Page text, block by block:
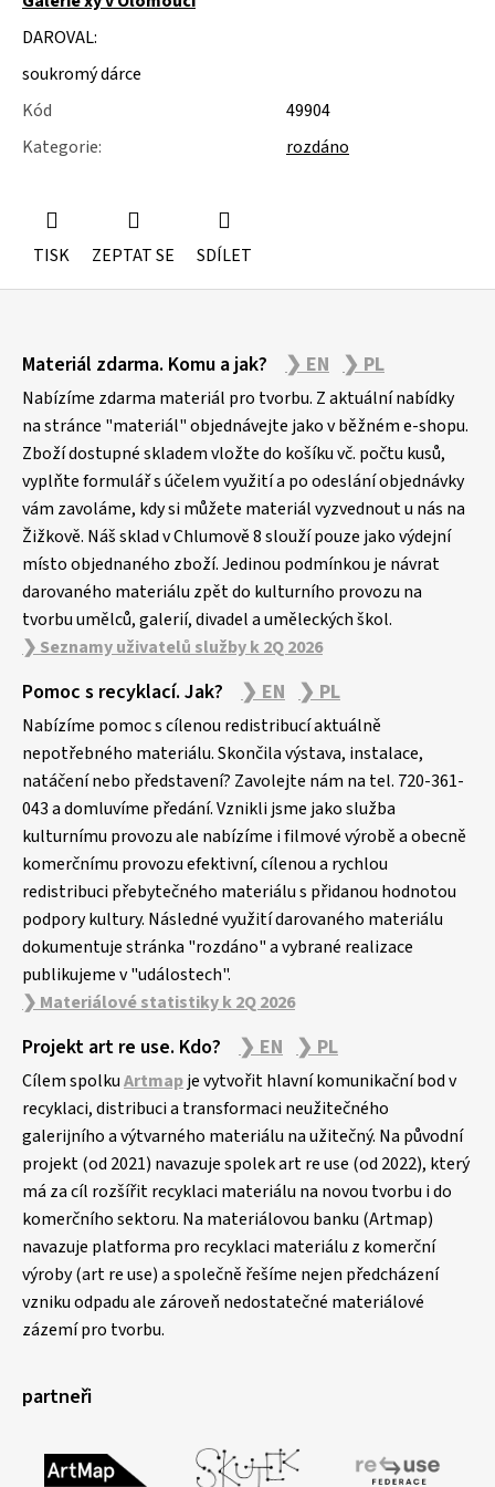
DAROVAL:
soukromý dárce
Kód
49904
Kategorie: rozdáno
TISK ZEPTAT SE SDÍLET
u
j
e
m
SLOŽKY
Materiál zdarma. Komu a jak? ❯ EN ❯ PL
Nabízíme zdarma materiál pro tvorbu. Z aktuální nabídky
na stránce "materiál" objednávejte jako v běžném e-shopu.
Zboží dostupné skladem vložte do košíku vč. počtu kusů,
vyplňte formulář s účelem využití a po odeslání objednávky
vám zavoláme, kdy si můžete materiál vyzvednout u nás na
Žižkově. Náš sklad v Chlumově 8 slouží pouze jako výdejní
místo objednaného zboží. Jedinou podmínkou je návrat
darovaného materiálu zpět do kulturního provozu na
tvorbu umělců, galerií, divadel a uměleckých škol.
❯ Seznamy uživatelů služby k 2Q 2026
Pomoc s recyklací. Jak? ❯ EN ❯ PL
Nabízíme pomoc s cílenou redistribucí aktuálně
nepotřebného materiálu. Skončila výstava, instalace,
natáčení nebo představení? Zavolejte nám na tel. 720-361-
043 a domluvíme předání. Vznikli jsme jako služba
kulturnímu provozu ale nabízíme i filmové výrobě a obecně
komerčnímu provozu efektivní, cílenou a rychlou
redistribuci přebytečného materiálu s přidanou hodnotou
podpory kultury. Následné využití darovaného materiálu
dokumentuje stránka "rozdáno" a vybrané realizace
publikujeme v "událostech".
❯ Materiálové statistiky k 2Q 2026
Projekt art re use. Kdo? ❯ EN ❯ PL
Cílem spolkuArtmapje vytvořit hlavní komunikační bod v
recyklaci, distribuci a transformaci neužitečného
galerijního a výtvarného materiálu na užitečný. Na původní
projekt (od 2021) navazuje spolek art re use (od 2022), který
má za cíl rozšířit recyklaci materiálu na novou tvorbu i do
komerčního sektoru. Na materiálovou banku (Artmap)
navazuje platforma pro recyklaci materiálu z komerční
výroby (art re use) a společně řešíme nejen předcházení
vzniku odpadu ale zároveň nedostatečné materiálové
zázemí pro tvorbu.
partneři